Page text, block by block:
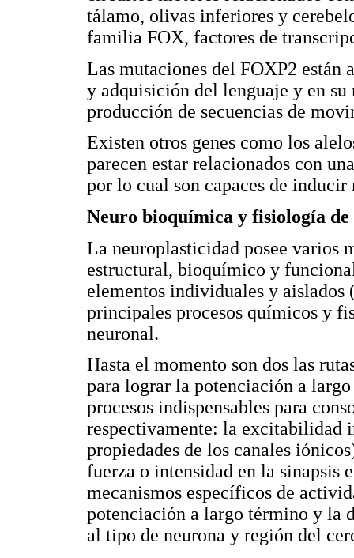
tálamo, olivas inferiores y
familia FOX, factores de
Las mutaciones del FOXP2 están
y adquisición del lenguaje y en
producción de secuencias de
Existen otros genes como los
parecen estar relacionados con
por lo cual son capaces de
Neuro bioquímica y fisiología
La neuroplasticidad posee varios
estructural, bioquímico y
elementos individuales y
principales procesos químicos y
neuronal.
Hasta el momento son dos las
para lograr la potenciación a
procesos indispensables para
respectivamente: la excitabilidad
propiedades de los canales
fuerza o intensidad en la sinapsis
mecanismos específicos de
potenciación a largo término y la
al tipo de neurona y región del